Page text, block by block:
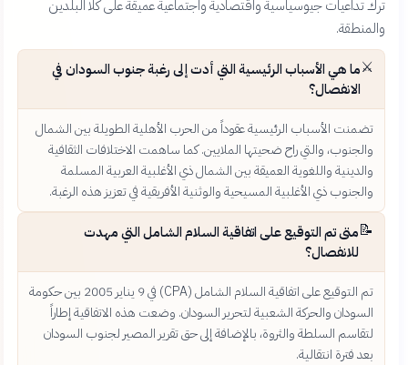
ترك تداعيات جيوسياسية واقتصادية واجتماعية عميقة على كلا البلدين
والمنطقة.
⚔️ما هي الأسباب الرئيسية التي أدت إلى رغبة جنوب السودان في
الانفصال؟
تضمنت الأسباب الرئيسية عقوداً من الحرب الأهلية الطويلة بين الشمال
والجنوب، والتي راح ضحيتها الملايين. كما ساهمت الاختلافات الثقافية
والدينية واللغوية العميقة بين الشمال ذي الأغلبية العربية المسلمة
والجنوب ذي الأغلبية المسيحية والوثنية الأفريقية في تعزيز هذه الرغبة.
📝متى تم التوقيع على اتفاقية السلام الشامل التي مهدت
للانفصال؟
تم التوقيع على اتفاقية السلام الشامل (CPA) في 9 يناير 2005 بين حكومة
السودان والحركة الشعبية لتحرير السودان. وضعت هذه الاتفاقية إطاراً
لتقاسم السلطة والثروة، بالإضافة إلى حق تقرير المصير لجنوب السودان
بعد فترة انتقالية.